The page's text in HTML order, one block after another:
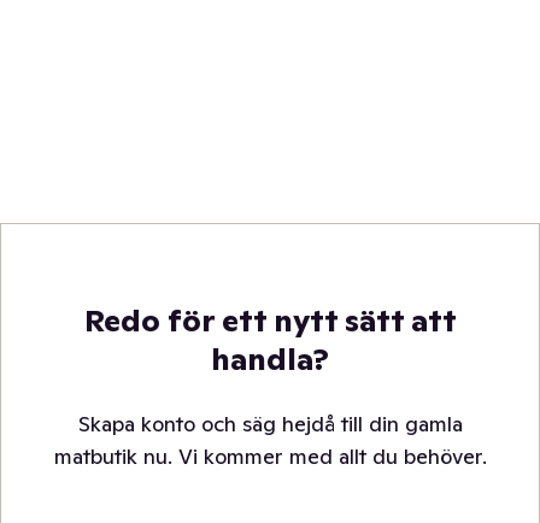
Redo för ett nytt sätt att
handla?
Skapa konto och säg hejdå till din gamla
matbutik nu. Vi kommer med allt du behöver.